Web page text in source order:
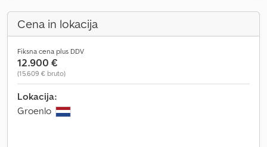
Cena in lokacija
Fiksna cena plus DDV
12.900 €
(15.609 € bruto)
Lokacija:
Groenlo